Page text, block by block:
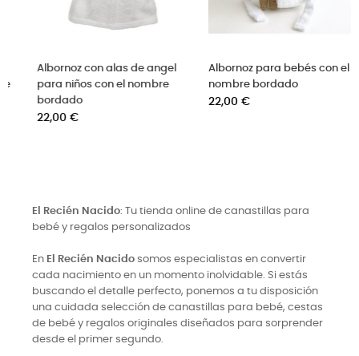
de rizo con el
bordado en celeste
Albornoz con alas de angel
para niños con el nombre
bordado
El Recién Nacido: Tu tienda online de canastillas para
bebé y regalos personalizados
En El Recién Nacido somos especialistas en convertir
cada nacimiento en un momento inolvidable. Si estás
buscando el detalle perfecto, ponemos a tu disposición
una cuidada selección de canastillas para bebé, cestas
de bebé y regalos originales diseñados para sorprender
desde el primer segundo.